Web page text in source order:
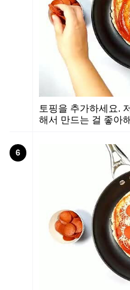
토핑을 추가하세요.
해서 만드는 걸 좋아
6